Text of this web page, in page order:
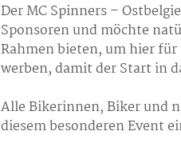
Der MC Spinners –
Sponsoren und möchte
Rahmen bieten, um hier
werben, damit der Start in
Alle Bikerinnen, Biker und
diesem besonderen Event